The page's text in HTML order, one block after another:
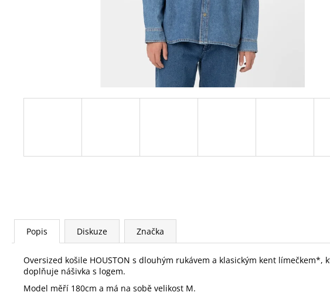
Popis Diskuze Značka
Oversized košile HOUSTON s dlouhým rukávem a klasickým kent
doplňuje nášivka s logem.
Model měří 180cm a má na sobě velikost M.